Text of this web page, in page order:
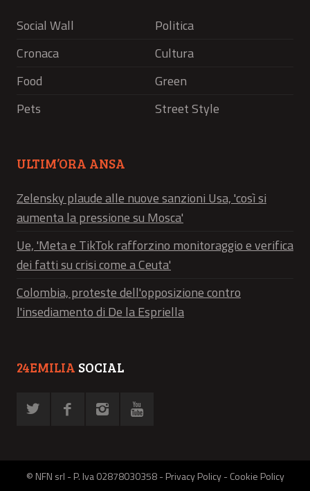
Social Wall
Politica
Cronaca
Cultura
Food
Green
Pets
Street Style
ULTIM’ORA ANSA
Zelensky plaude alle nuove sanzioni Usa, 'così si
aumenta la pressione su Mosca'
Ue, 'Meta e TikTok rafforzino monitoraggio e verifica
dei fatti su crisi come a Ceuta'
Colombia, proteste dell'opposizione contro
l'insediamento di De la Espriella
24EMILIA SOCIAL
© NFN srl - P. Iva 02878030358 -Privacy Policy-Cookie Policy